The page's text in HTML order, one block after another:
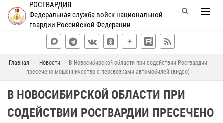
РОСГВАРДИЯ
Федеральная служба войск национальной
гвардии Российской Федерации
Главная Новости
В Новосибирской области при содействии Росгвардии
пресечено мошенничество с перевозками автомобилей (видео)
В НОВОСИБИРСКОЙ ОБЛАСТИ ПРИ
СОДЕЙСТВИИ РОСГВАРДИИ ПРЕСЕЧЕНО